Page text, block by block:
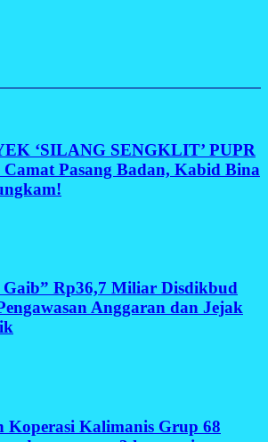
‘SILANG SENGKLIT’ PUPR
Pasang Badan, Kabid Bina
Rp36,7 Miliar Disdikbud
Anggaran dan Jejak
Koperasi Kalimanis Grup 68